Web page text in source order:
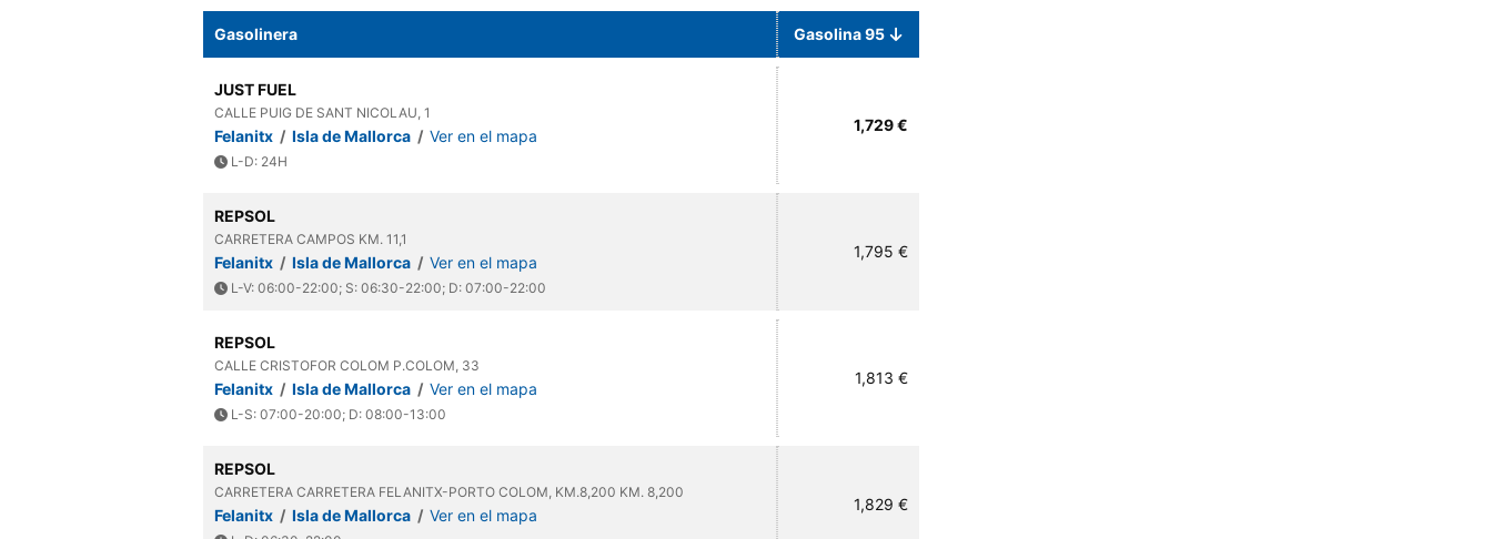
Gasolinera Gasolina 95
JUST FUEL
CALLE PUIG DE SANT NICOLAU, 1
Felanitx / Isla de Mallorca / Ver en el mapa
L-D: 24H
1,729 €
REPSOL
CARRETERA CAMPOS KM. 11,1
Felanitx / Isla de Mallorca / Ver en el mapa
L-V: 06:00-22:00; S: 06:30-22:00; D: 07:00-22:00
1,795 €
REPSOL
CALLE CRISTOFOR COLOM P.COLOM, 33
Felanitx / Isla de Mallorca / Ver en el mapa
L-S: 07:00-20:00; D: 08:00-13:00
1,813 €
REPSOL
CARRETERA CARRETERA FELANITX-PORTO COLOM, KM.8,200 KM. 8,200
Felanitx / Isla de Mallorca / Ver en el mapa
1,829 €